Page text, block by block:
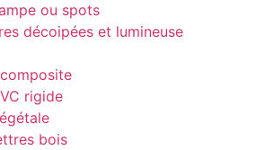
ou spots
rigide
bois